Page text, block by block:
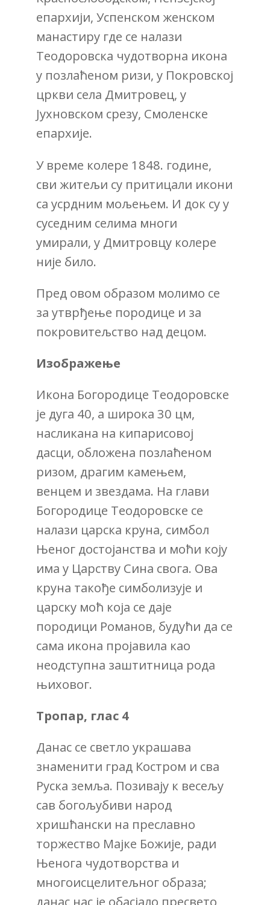
епархији, Успенском женском
манастиру где се налази
Теодоровска чудотворна икона
у позлаћеном ризи, у Покровској
цркви села Дмитровец, у
Јухновском срезу, Смоленске
епархије.
У време колере 1848. године,
сви житељи су притицали икони
са усрдним мољењем. И док су у
суседним селима многи
умирали, у Дмитровцу колере
није било.
Пред овом образом молимо се
за утврђење породице и за
покровитељство над децом.
Изображење
Икона Богородице Теoдоровске
је дуга 40, а широка 30 цм,
насликана на кипарисовој
дасци, обложена позлаћеном
ризом, драгим камењем,
венцем и звездама. На глави
Богородице Теoдоровске се
налази царска круна, симбол
Њеног достојанства и моћи коју
има у Царству Сина свога. Ова
круна такође симболизује и
царску моћ која се даје
породици Романов, будући да се
сама икона пројавила као
неодступна заштитница рода
њиховог.
Тропар, глас 4
Данас се светло украшава
знаменити град Костром и сва
Руска земља. Позивају к весељу
сав богољубиви народ
хришћански на преславно
торжество Мајке Божије, ради
Њенога чудотворства и
многоисцелитељног образа;
данас нас је обасјало пресвето